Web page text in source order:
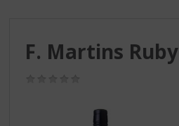
F. Martins Ruby